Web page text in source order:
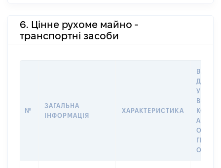
6. Цінне рухоме майно -
транспортні засоби
№
ЗАГАЛЬНА
ІНФОРМАЦІЯ
ХАРАКТЕРИСТИКА
ДАТУ
У
АБО